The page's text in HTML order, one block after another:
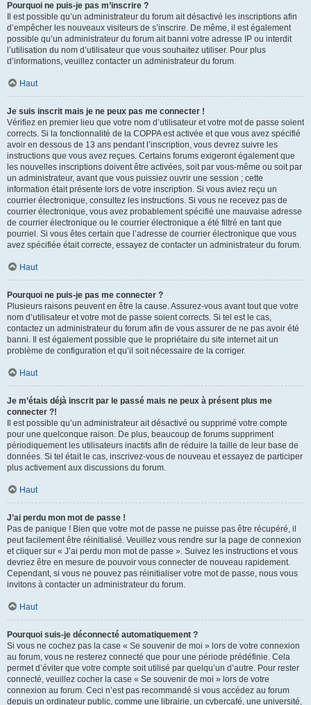
Pourquoi ne puis-je pas m’inscrire ?
Il est possible qu’un administrateur du forum ait désactivé les inscriptions afin
d’empêcher les nouveaux visiteurs de s’inscrire. De même, il est également
possible qu’un administrateur du forum ait banni votre adresse IP ou interdit
l’utilisation du nom d’utilisateur que vous souhaitez utiliser. Pour plus
d’informations, veuillez contacter un administrateur du forum.
Haut
Je suis inscrit mais je ne peux pas me connecter !
Vérifiez en premier lieu que votre nom d’utilisateur et votre mot de passe soient
corrects. Si la fonctionnalité de la COPPA est activée et que vous avez spécifié
avoir en dessous de 13 ans pendant l’inscription, vous devrez suivre les
instructions que vous avez reçues. Certains forums exigeront également que
les nouvelles inscriptions doivent être activées, soit par vous-même ou soit par
un administrateur, avant que vous puissiez ouvrir une session ; cette
information était présente lors de votre inscription. Si vous aviez reçu un
courrier électronique, consultez les instructions. Si vous ne recevez pas de
courrier électronique, vous avez probablement spécifié une mauvaise adresse
de courrier électronique ou le courrier électronique a été filtré en tant que
pourriel. Si vous êtes certain que l’adresse de courrier électronique que vous
avez spécifiée était correcte, essayez de contacter un administrateur du forum.
Haut
Pourquoi ne puis-je pas me connecter ?
Plusieurs raisons peuvent en être la cause. Assurez-vous avant tout que votre
nom d’utilisateur et votre mot de passe soient corrects. Si tel est le cas,
contactez un administrateur du forum afin de vous assurer de ne pas avoir été
banni. Il est également possible que le propriétaire du site internet ait un
problème de configuration et qu’il soit nécessaire de la corriger.
Haut
Je m’étais déjà inscrit par le passé mais ne peux à présent plus me
connecter ?!
Il est possible qu’un administrateur ait désactivé ou supprimé votre compte
pour une quelconque raison. De plus, beaucoup de forums suppriment
périodiquement les utilisateurs inactifs afin de réduire la taille de leur base de
données. Si tel était le cas, inscrivez-vous de nouveau et essayez de participer
plus activement aux discussions du forum.
Haut
J’ai perdu mon mot de passe !
Pas de panique ! Bien que votre mot de passe ne puisse pas être récupéré, il
peut facilement être réinitialisé. Veuillez vous rendre sur la page de connexion
et cliquer sur « J’ai perdu mon mot de passe ». Suivez les instructions et vous
devriez être en mesure de pouvoir vous connecter de nouveau rapidement.
Cependant, si vous ne pouvez pas réinitialiser votre mot de passe, nous vous
invitons à contacter un administrateur du forum.
Haut
Pourquoi suis-je déconnecté automatiquement ?
Si vous ne cochez pas la case « Se souvenir de moi » lors de votre connexion
au forum, vous ne resterez connecté que pour une période prédéfinie. Cela
permet d’éviter que votre compte soit utilisé par quelqu’un d’autre. Pour rester
connecté, veuillez cocher la case « Se souvenir de moi » lors de votre
connexion au forum. Ceci n’est pas recommandé si vous accédez au forum
depuis un ordinateur public, comme une librairie, un cybercafé, une université,